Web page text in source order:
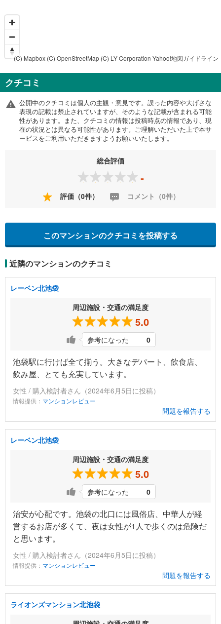
(C) Mapbox (C) OpenStreetMap (C) LY Corporation Yahoo!地図ガイドライン
クチコミ
公開中のクチコミは個人の主観・意見です。誤った内容や大げさな
表現の記載は禁止されていますが、そのような記載が含まれる可能
性があります。また、クチコミの情報は投稿時点の情報であり、現
在の状況とは異なる可能性があります。ご理解いただいた上で本サ
ービスをご利用いただきますようお願いいたします。
総合評価
-
評価（0件） コメント（0件）
このマンションのクチコミを投稿する
近隣のマンションのクチコミ
レーベン北池袋
周辺施設・交通の満足度
5.0
参考になった 0
池袋駅に行けば全て揃う。大きなデパート、飲食店、
飲み屋、とても充実しています。
女性 / 購入検討者さん（2024年6月5日に投稿）
情報提供： マンションレビュー
問題を報告する
レーベン北池袋
周辺施設・交通の満足度
5.0
参考になった 0
治安が心配です。池袋の北口には風俗店、中華人が経
営するお店が多くて、夜は女性が1人で歩くのは危険だ
と思います。
女性 / 購入検討者さん（2024年6月5日に投稿）
情報提供： マンションレビュー
問題を報告する
ライオンズマンション北池袋